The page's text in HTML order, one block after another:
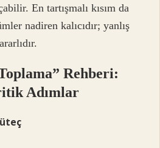
En tartışmalı kısım da
nadiren kalıcıdır; yanlış
Rehberi:
Adımlar